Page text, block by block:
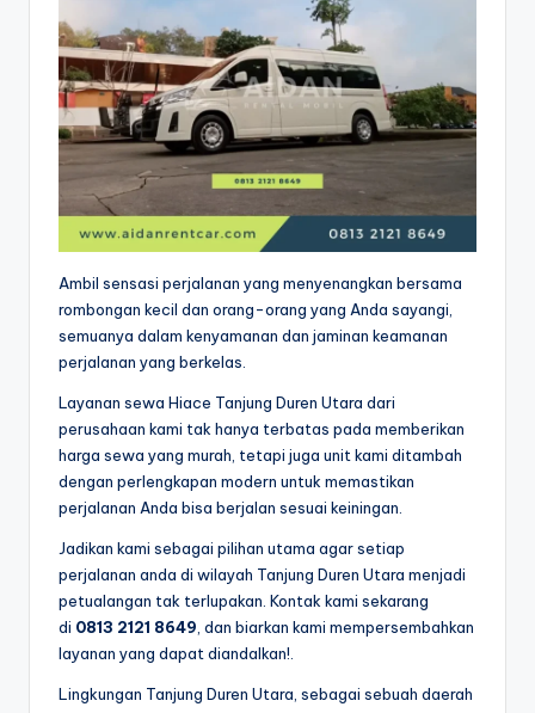
Ambil sensasi perjalanan yang menyenangkan bersama
rombongan kecil dan orang-orang yang Anda sayangi,
semuanya dalam kenyamanan dan jaminan keamanan
perjalanan yang berkelas.
Layanan sewa Hiace Tanjung Duren Utara dari
perusahaan kami tak hanya terbatas pada memberikan
harga sewa yang murah, tetapi juga unit kami ditambah
dengan perlengkapan modern untuk memastikan
perjalanan Anda bisa berjalan sesuai keiningan.
Jadikan kami sebagai pilihan utama agar setiap
perjalanan anda di wilayah Tanjung Duren Utara menjadi
petualangan tak terlupakan. Kontak kami sekarang
di 0813 2121 8649 , dan biarkan kami mempersembahkan
layanan yang dapat diandalkan!.
Lingkungan Tanjung Duren Utara, sebagai sebuah daerah